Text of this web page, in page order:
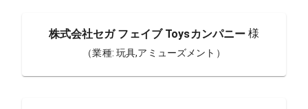
株式会社セガ フェイブ Toysカンパニー 様
（業種: 玩具,アミューズメント ）